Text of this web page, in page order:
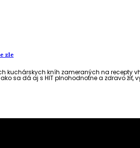
zle
kuchárskych kníh zameraných na
sa dá aj s HIT plnohodnotne a zdravo žiť,